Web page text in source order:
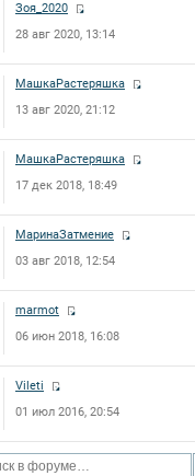
Зоя_2020
28 авг 2020, 13:14
МашкаРастеряшка
13 авг 2020, 21:12
МашкаРастеряшка
17 дек 2018, 18:49
МаринаЗатмение
03 авг 2018, 12:54
marmot
06 июн 2018, 16:08
Vileti
01 июл 2016, 20:54